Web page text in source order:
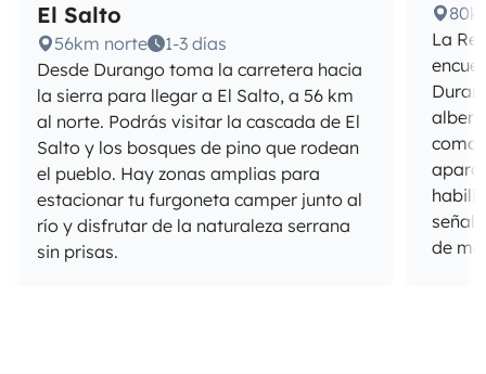
El Salto
56km norte
1-3 días
Desde Durango toma la carretera hacia
la sierra para llegar a El Salto, a 56 km
al norte. Podrás visitar la cascada de El
Salto y los bosques de pino que rodean
el pueblo. Hay zonas amplias para
estacionar tu furgoneta camper junto al
río y disfrutar de la naturaleza serrana
sin prisas.
La
como
de